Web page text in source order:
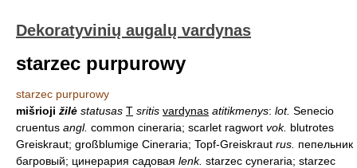
Dekoratyvinių augalų vardynas
starzec purpurowy
starzec purpurowy
mišrioji žilė statusas T sritis vardynas atitikmenys: lot. Senecio
cruentus angl. common cineraria; scarlet ragwort vok. blutrotes
Greiskraut; großblumige Cineraria; Topf-Greiskraut rus. пепельник
багровый; цинерария садовая lenk. starzec cyneraria; starzec